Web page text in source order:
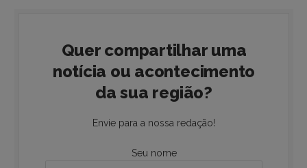
Quer compartilhar uma
notícia ou acontecimento
da sua região?
Envie para a nossa redação!
Seu nome